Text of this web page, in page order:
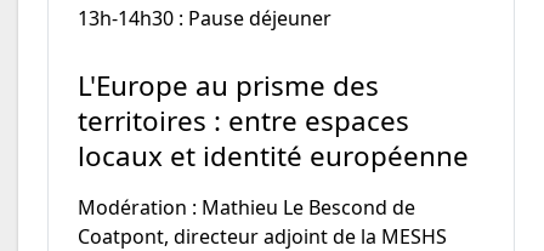
13h-14h30 : Pause déjeuner
L'Europe au prisme des
territoires : entre espaces
locaux et identité européenne
Modération : Mathieu Le Bescond de
Coatpont, directeur adjoint de la MESHS